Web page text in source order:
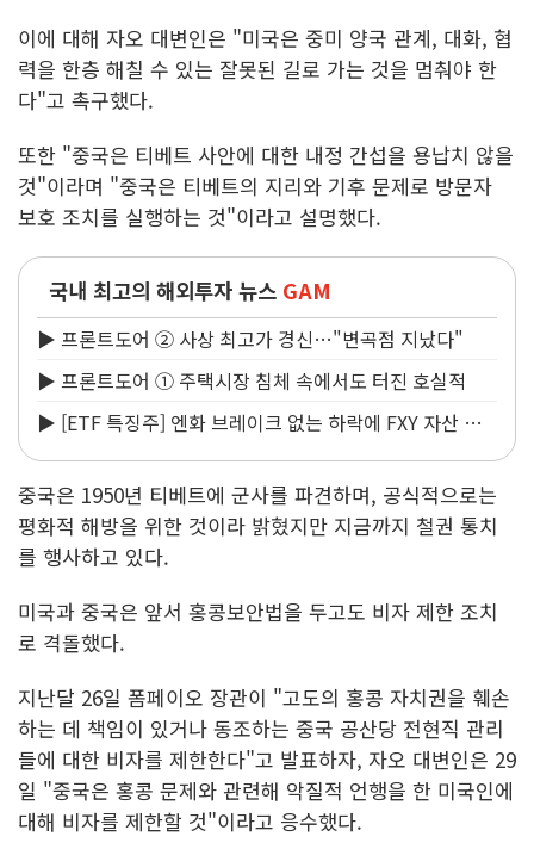
이에 대해 자오 대변인은 "미국은 중미 양국 관계, 대화, 협
력을 한층 해칠 수 있는 잘못된 길로 가는 것을 멈춰야 한
다"고 촉구했다.
또한 "중국은 티베트 사안에 대한 내정 간섭을 용납치 않을
것"이라며 "중국은 티베트의 지리와 기후 문제로 방문자
보호 조치를 실행하는 것"이라고 설명했다.
국내 최고의 해외투자 뉴스 GAM
▶ 프론트도어 ② 사상 최고가 경신…"변곡점 지났다"
▶ 프론트도어 ① 주택시장 침체 속에서도 터진 호실적
▶ [ETF 특징주] 엔화 브레이크 없는 하락에 FXY 자산 녹
중국은 1950년 티베트에 군사를 파견하며, 공식적으로는
평화적 해방을 위한 것이라 밝혔지만 지금까지 철권 통치
를 행사하고 있다.
미국과 중국은 앞서 홍콩보안법을 두고도 비자 제한 조치
로 격돌했다.
지난달 26일 폼페이오 장관이 "고도의 홍콩 자치권을 훼손
하는 데 책임이 있거나 동조하는 중국 공산당 전현직 관리
들에 대한 비자를 제한한다"고 발표하자, 자오 대변인은 29
일 "중국은 홍콩 문제와 관련해 악질적 언행을 한 미국인에
대해 비자를 제한할 것"이라고 응수했다.